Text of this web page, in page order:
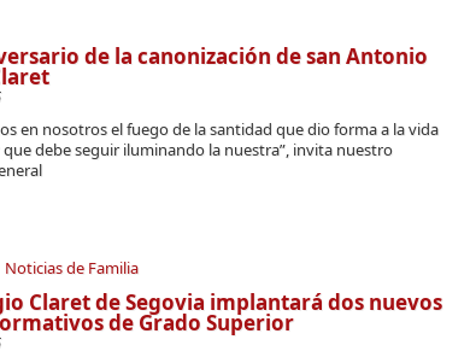
de la canonización de san Antonio
en nosotros el fuego de la santidad que dio forma a la vida
que debe seguir iluminando la nuestra”, invita nuestro
Noticias de Familia
Claret de Segovia implantará dos nuevos
de Grado Superior